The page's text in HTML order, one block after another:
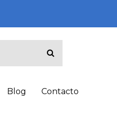
Blog Contacto